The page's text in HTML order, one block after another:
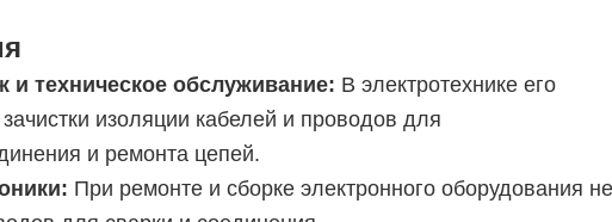
и техническое обслуживание: В электротехнике его
изоляции кабелей и проводов для
и ремонта цепей.
При ремонте и сборке электронного оборудования